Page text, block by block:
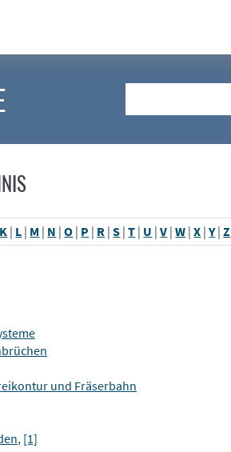
K | L | M | N |O | P | R |S |T | U |V |W |X |Y|Z
und Fräserbahn
, [1]